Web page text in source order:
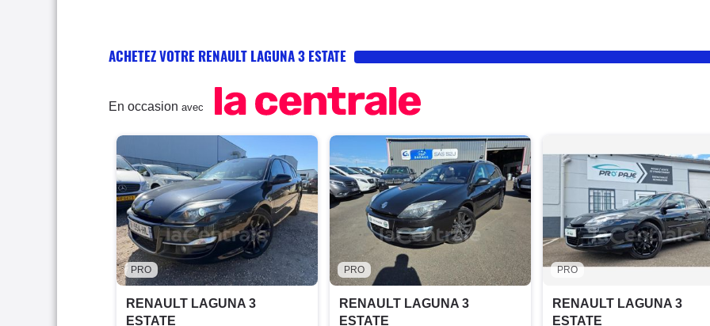
ACHETEZ VOTRE RENAULT LAGUNA 3 ESTATE
En occasion avec
PRO
RENAULT LAGUNA 3
ESTATE
PRO
RENAULT LAGUNA 3
ESTATE
PRO
RENAULT LAGUNA 3
ESTATE